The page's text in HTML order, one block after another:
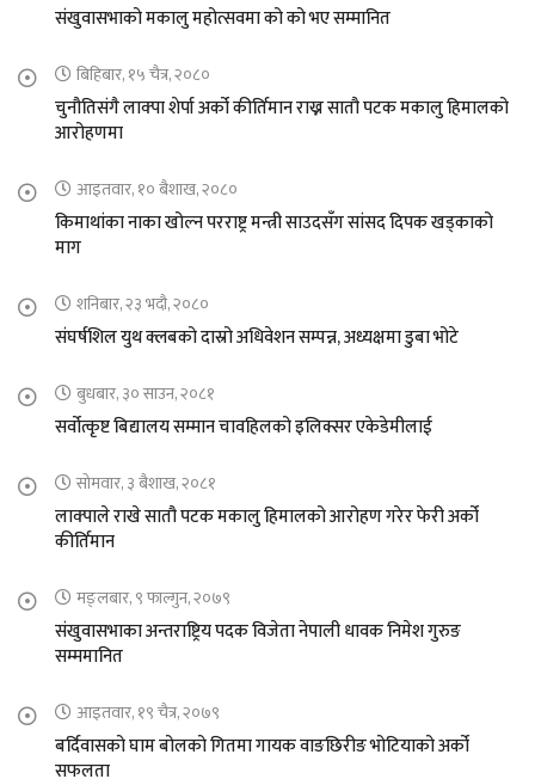
संखुवासभाको मकालु महोत्सवमा को को भए सम्मानित
बिहिबार, १५ चैत्र, २०८०
चुनौतिसंगै लाक्पा शेर्पा अर्को कीर्तिमान राख्न सातौ पटक मकालु हिमालको
आरोहणमा
आइतवार, १० बैशाख, २०८०
किमाथांका नाका खोल्न परराष्ट्र मन्त्री साउदसँग सांसद दिपक खड्काको
माग
शनिबार, २३ भदौ, २०८०
संघर्षशिल युथ क्लबको दास्रो अधिवेशन सम्पन्न, अध्यक्षमा डुबा भोटे
बुधबार, ३० साउन, २०८१
सर्वोत्कृष्ट बिद्यालय सम्मान चावहिलको इलिक्सर एकेडेमीलाई
सोमवार, ३ बैशाख, २०८१
लाक्पाले राखे सातौ पटक मकालु हिमालको आरोहण गरेर फेरी अर्को
कीर्तिमान
मङ्लबार, ९ फाल्गुन, २०७९
संखुवासभाका अन्तराष्ट्रिय पदक विजेता नेपाली धावक निमेश गुरुङ
सम्ममानित
आइतवार, १९ चैत्र, २०७९
बर्दिवासको घाम बोलको गितमा गायक वाङछिरीङ भोटियाको अर्को
सफलता